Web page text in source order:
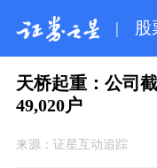
| 股
天桥起重：公司
49,020户
来源： 证星互动追踪